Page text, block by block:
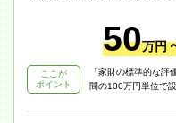
50万円
ここが
ポイント
「家財の標準的な
間の100万円単位で